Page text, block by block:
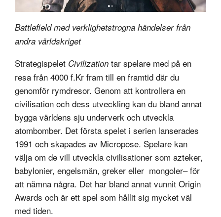
Battlefield med verklighetstrogna händelser från
andra världskriget
Strategispelet Civilization tar spelare med på en
resa från 4000 f.Kr fram till en framtid där du
genomför rymdresor. Genom att kontrollera en
civilisation och dess utveckling kan du bland annat
bygga världens sju underverk och utveckla
atombomber. Det första spelet i serien lanserades
1991 och skapades av Micropose. Spelare kan
välja om de vill utveckla civilisationer som azteker,
babylonier, engelsmän, greker eller mongoler– för
att nämna några. Det har bland annat vunnit Origin
Awards och är ett spel som hållit sig mycket väl
med tiden.